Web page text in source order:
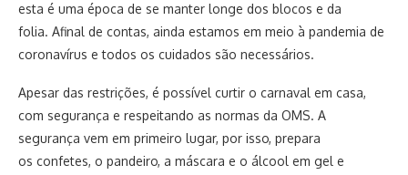
esta é uma época de se manter longe dos blocos e da
folia. Afinal de contas, ainda estamos em meio à pandemia de
coronavírus e todos os cuidados são necessários.
Apesar das restrições, é possível curtir o carnaval em casa,
com segurança e respeitando as normas da OMS. A
segurança vem em primeiro lugar, por isso, prepara
os confetes, o pandeiro, a máscara e o álcool em gel e